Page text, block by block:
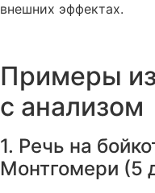
внешних эффектах.
Примеры
с анализом
1. Речь на
Монтгомери (5